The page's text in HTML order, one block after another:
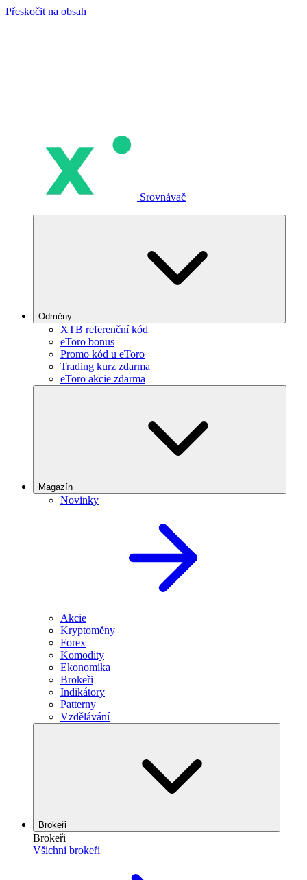
Přeskočit na obsah
Srovnávač
Odměny
XTB referenční kód
eToro bonus
Promo kód u eToro
Trading kurz zdarma
eToro akcie zdarma
Magazín
Novinky
Akcie
Kryptoměny
Forex
Komodity
Ekonomika
Brokeři
Indikátory
Patterny
Vzdělávání
Brokeři
Brokeři
Všichni brokeři